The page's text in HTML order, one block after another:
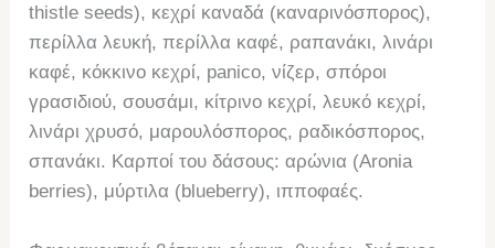
thistle seeds), κεχρί καναδά (καναρινόσπορος),
περίλλα λευκή, περίλλα καφέ, ραπανάκι, λινάρι
καφέ, κόκκινο κεχρί, panico, νίζερ, σπόροι
γρασιδιού, σουσάμι, κίτρινο κεχρί, λευκό κεχρί,
λινάρι χρυσό, μαρουλόσπορος, ραδικόσπορος,
σπανάκι. Καρποί του δάσους: αρώνια (Aronia
berries), μύρτιλα (blueberry), ιπποφαές.